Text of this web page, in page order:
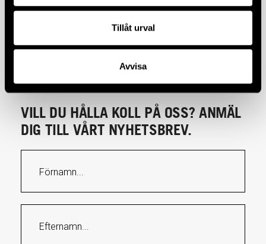
Tillåt urval
Avvisa
VILL DU HÅLLA KOLL PÅ OSS? ANMÄL
DIG TILL VÅRT NYHETSBREV.